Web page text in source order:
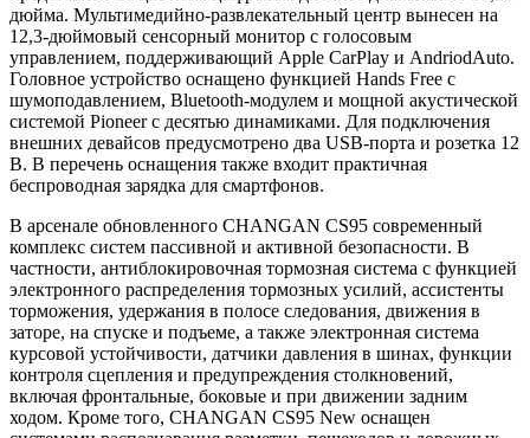
дюйма. Мультимедийно-развлекательный центр вынесен на
12,3-дюймовый сенсорный монитор с голосовым
управлением, поддерживающий Apple CarPlay и AndriodAuto.
Головное устройство оснащено функцией Hands Free с
шумоподавлением, Bluetooth-модулем и мощной акустической
системой Pioneer с десятью динамиками. Для подключения
внешних девайсов предусмотрено два USB-порта и розетка 12
В. В перечень оснащения также входит практичная
беспроводная зарядка для смартфонов.
В арсенале обновленного CHANGAN CS95 современный
комплекс систем пассивной и активной безопасности. В
частности, антиблокировочная тормозная система с функцией
электронного распределения тормозных усилий, ассистенты
торможения, удержания в полосе следования, движения в
заторе, на спуске и подъеме, а также электронная система
курсовой устойчивости, датчики давления в шинах, функции
контроля сцепления и предупреждения столкновений,
включая фронтальные, боковые и при движении задним
ходом. Кроме того, CHANGAN CS95 New оснащен